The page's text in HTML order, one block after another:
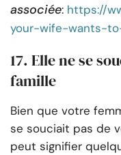
associée: https://
your-wife-wants-
17. Elle ne se
famille
Bien que votre
se souciait pas de
peut signifier